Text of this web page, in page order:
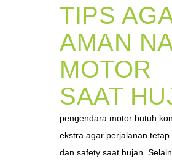
TIPS
AMAN
MOTOR
SAAT
pengendara motor butuh
ekstra agar perjalanan tetap
dan safety saat hujan. Selain